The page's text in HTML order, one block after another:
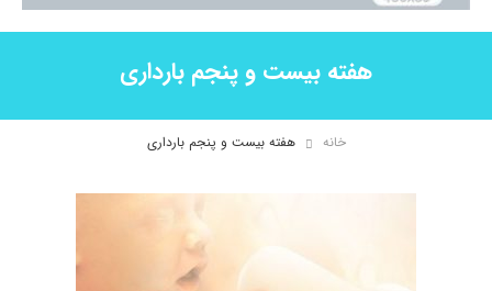
هفته بیست و پنجم بارداری
خانه هفته بیست و پنجم بارداری